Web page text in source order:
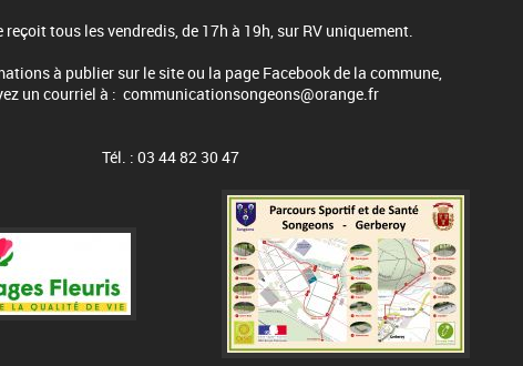
reçoit tous les vendredis, de 17h à 19h, sur RV uniquement.
à publier sur le site ou la page Facebook de la commune,
un courriel à : communicationsongeons@orange.fr
Tél. : 03 44 82 30 47